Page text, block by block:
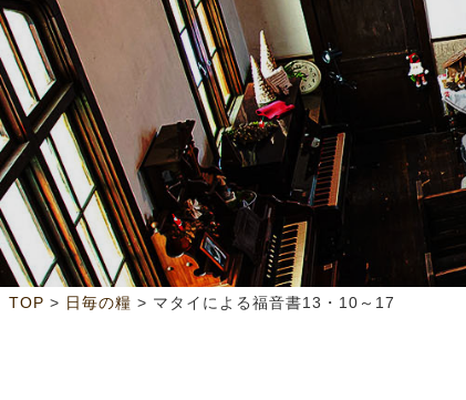
TOP > 日毎の糧 > マタイによる福音書13・10～17